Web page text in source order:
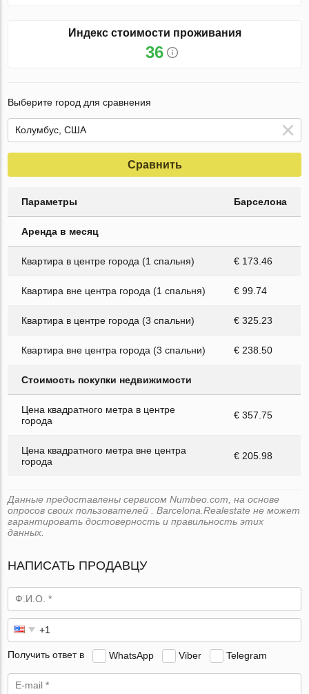
Индекс стоимости проживания
36
Выберите город для сравнения
Сравнить
Параметры Барселона
Аренда в месяц
Квартира в центре города (1 спальня) € 173.46
Квартира вне центра города (1 спальня) € 99.74
Квартира в центре города (3 спальни) € 325.23
Квартира вне центра города (3 спальни) € 238.50
Стоимость покупки недвижимости
Цена квадратного метра в центре
города
€ 357.75
Цена квадратного метра вне центра
города
€ 205.98
Данные предоставлены сервисом Numbeo.com, на основе
опросов своих пользователей . Barcelona.Realestate не может
гарантировать достоверность и правильность этих
данных.
НАПИСАТЬ ПРОДАВЦУ
Получить ответ в WhatsApp Viber Telegram